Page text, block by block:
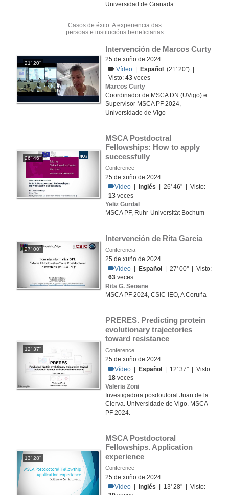
Universidad de Granada
Casos de éxito: A experiencia das
persoas e institucións beneficiarias
21' 20''
Intervención de Marcos Curty
25 de xuño de 2024
Vídeo
Español
(21' 20'') |
Visto:43 veces
Marcos Curty
Coordinador de MSCA DN (UVigo) e
Supervisor MSCA PF 2024,
Universidade de Vigo
26' 46''
MSCA Postdoctral
Fellowships: How to apply
successfully
Conference
25 de xuño de 2024
Vídeo
Inglés | 26' 46'' | Visto:
13 veces
Yeliz Gürdal
MSCA PF, Ruhr-Universität Bochum
27' 00''
Intervención de Rita García
Conferencia
25 de xuño de 2024
Vídeo
Español
| 27' 00'' | Visto:
63 veces
Rita G. Seoane
MSCA PF 2024, CSIC-IEO, A Coruña
12' 37''
PRERES. Predicting protein
evolutionary trajectories
toward resistance
Conference
25 de xuño de 2024
Vídeo
Español
| 12' 37'' | Visto:
18 veces
Valeria Zoni
Investigadora posdoutoral Juan de la
Cierva. Universidade de Vigo. MSCA
PF 2024.
13' 28''
MSCA Postdoctoral
Fellowships. Application
experience
Conference
25 de xuño de 2024
Vídeo
Inglés | 13' 28'' | Visto: